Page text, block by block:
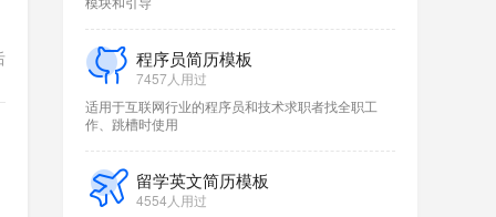
程序员简历模板
7457人用过
适用于互联网行业的程序员和技术求职者找全职工
作、跳槽时使用
留学英文简历模板
4554人用过